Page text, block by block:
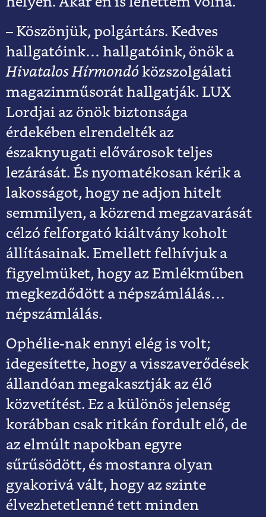
– Köszönjük, polgártárs. Kedves
hallgatóink… hallgatóink, önök a
Hivatalos Hírmondó közszolgálati
magazinműsorát hallgatják. LUX
Lordjai az önök biztonsága
érdekében elrendelték az
északnyugati elővárosok teljes
lezárását. És nyomatékosan kérik a
lakosságot, hogy ne adjon hitelt
semmilyen, a közrend megzavarását
célzó felforgató kiáltvány koholt
állításainak. Emellett felhívjuk a
figyelmüket, hogy az Emlékműben
megkezdődött a népszámlálás…
népszámlálás.
Ophélie-nak ennyi elég is volt;
idegesítette, hogy a visszaverődések
állandóan megakasztják az élő
közvetítést. Ez a különös jelenség
korábban csak ritkán fordult elő, de
az elmúlt napokban egyre
sűrűsödött, és mostanra olyan
gyakorivá vált, hogy az szinte
élvezhetetlenné tett minden